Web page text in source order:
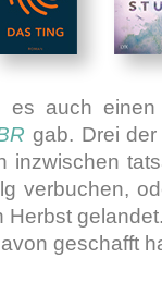
auch einen
gab. Drei
inzwischen
verbuchen,
geschafft